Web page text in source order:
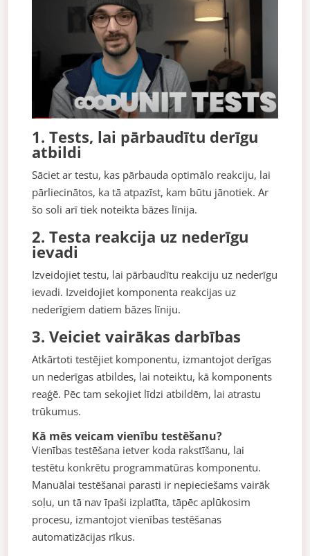
1. Tests, lai pārbaudītu derīgu
atbildi
Sāciet ar testu, kas pārbauda optimālo reakciju, lai
pārliecinātos, ka tā atpazīst, kam būtu jānotiek. Ar
šo soli arī tiek noteikta bāzes līnija.
2. Testa reakcija uz nederīgu
ievadi
Izveidojiet testu, lai pārbaudītu reakciju uz nederīgu
ievadi. Izveidojiet komponenta reakcijas uz
nederīgiem datiem bāzes līniju.
3. Veiciet vairākas darbības
Atkārtoti testējiet komponentu, izmantojot derīgas
un nederīgas atbildes, lai noteiktu, kā komponents
reaģē. Pēc tam sekojiet līdzi atbildēm, lai atrastu
trūkumus.
Kā mēs veicam vienību testēšanu?
Vienības testēšana ietver koda rakstīšanu, lai
testētu konkrētu programmatūras komponentu.
Manuālai testēšanai parasti ir nepieciešams vairāk
soļu, un tā nav īpaši izplatīta, tāpēc aplūkosim
procesu, izmantojot vienības testēšanas
automatizācijas rīkus.